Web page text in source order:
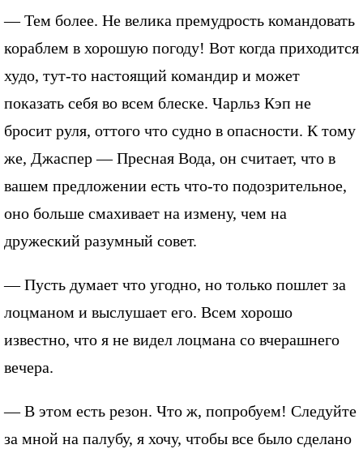
— Тем более. Не велика премудрость командовать
кораблем в хорошую погоду! Вот когда приходится
худо, тут-то настоящий командир и может
показать себя во всем блеске. Чарльз Кэп не
бросит руля, оттого что судно в опасности. К тому
же, Джаспер — Пресная Вода, он считает, что в
вашем предложении есть что-то подозрительное,
оно больше смахивает на измену, чем на
дружеский разумный совет.
— Пусть думает что угодно, но только пошлет за
лоцманом и выслушает его. Всем хорошо
известно, что я не видел лоцмана со вчерашнего
вечера.
— В этом есть резон. Что ж, попробуем! Следуйте
за мной на палубу, я хочу, чтобы все было сделано